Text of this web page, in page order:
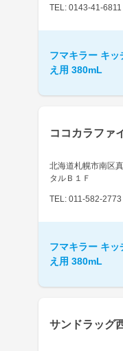
TEL: 0143-41-6811
フマキラー キ
え用 380mL
ココカラファ
北海道札幌市南区
タルＢ１Ｆ
TEL: 011-582-2773
フマキラー キ
え用 380mL
サンドラッグ